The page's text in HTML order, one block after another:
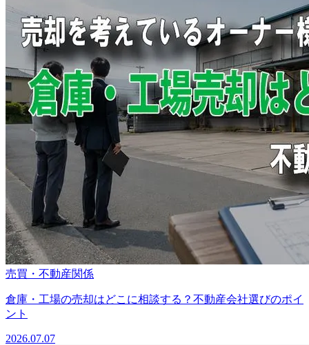
売買・不動産関係
倉庫・工場の売却はどこに相談する？不動産会社選びのポイ
ント
2026.07.07